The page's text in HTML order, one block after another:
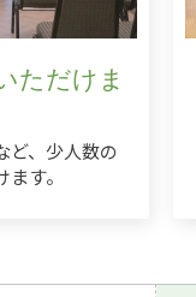
ただけま
ど、少人数の
す。